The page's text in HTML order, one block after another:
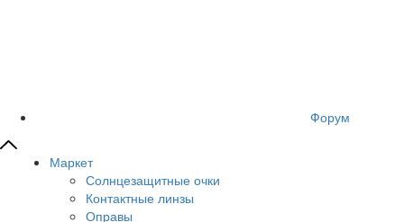
Форум
Маркет
Солнцезащитные очки
Контактные линзы
Оправы